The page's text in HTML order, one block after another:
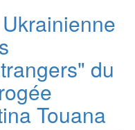
du
Touana